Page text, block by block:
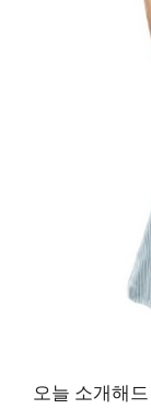
오늘 소개해